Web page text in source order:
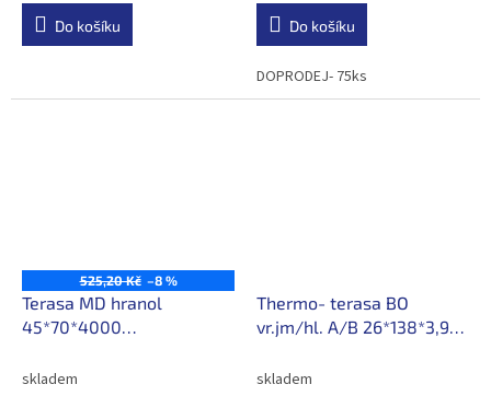
Do košíku Do košíku
DOPRODEJ- 75ks
525,20 Kč –8 %
Terasa MD hranol
45*70*4000
skladem
Thermo- terasa BO
vr.jm/hl. A/B 26*138*3,9m
skladem